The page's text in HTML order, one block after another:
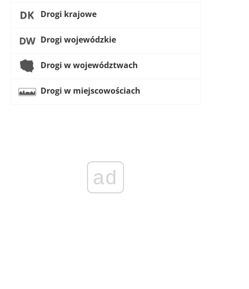
Drogi krajowe
Drogi wojewódzkie
Drogi w województwach
Drogi w miejscowościach
ad